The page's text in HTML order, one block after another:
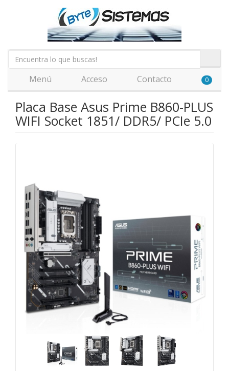
Menú Acceso Contacto 0
Placa Base Asus Prime B860-PLUS
WIFI Socket 1851/ DDR5/ PCIe 5.0